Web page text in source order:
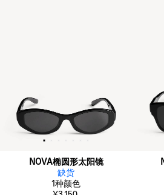
NOVA椭圆形太阳镜
缺货
1种颜色